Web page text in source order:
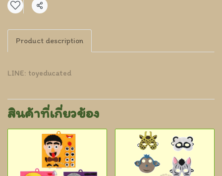
แชร์
Product description
LINE: toyeducated
สินค้าที่เกี่ยวข้อง